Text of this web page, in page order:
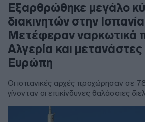
Εξαρθρώθηκε μεγάλο
διακινητών στην
Μετέφεραν ναρκωτικά
Αλγερία και
Ευρώπη
Οι ισπανικές αρχές προχώρησαν σε
γίνονταν οι επικίνδυνες θαλάσσιες